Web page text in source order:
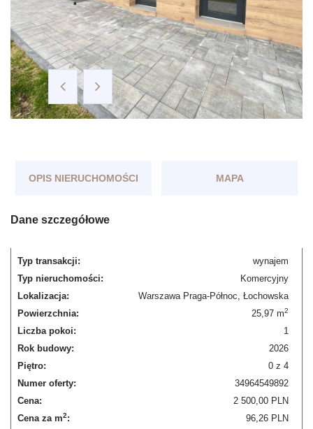
OPIS NIERUCHOMOŚCI MAPA
Dane szczegółowe
Typ transakcji:
wynajem
Typ nieruchomości:
Komercyjny
Lokalizacja:
Warszawa Praga-Północ, Łochowska
Powierzchnia:
25,97 m2
Liczba pokoi:
1
Rok budowy:
2026
Piętro:
0 z 4
Numer oferty:
34964549892
Cena:
2 500,00 PLN
Cena za m2: 96,26 PLN